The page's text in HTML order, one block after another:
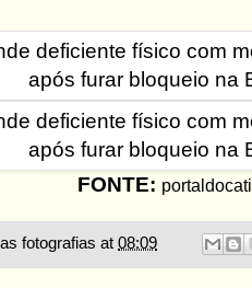
FONTE:
fotografias at 08:09